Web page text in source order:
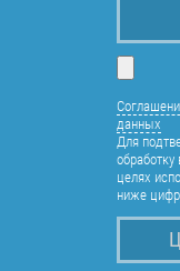
данных
Для
целях
ниже